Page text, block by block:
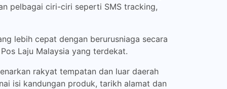
pelbagai ciri-ciri seperti SMS tracking,
lebih cepat dengan berurusniaga secara
Laju Malaysia yang terdekat.
rakyat tempatan dan luar daerah
isi kandungan produk, tarikh alamat dan